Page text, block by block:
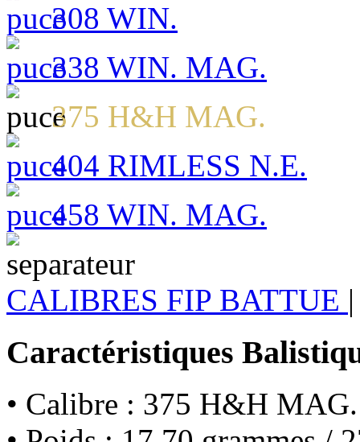
308 WIN.
338 WIN. MAG.
375 H&H MAG.
404 RIMLESS N.E.
458 WIN. MAG.
CALIBRES FIP BATTUE |
Caractéristiques
• Calibre : 375 H&H MAG.